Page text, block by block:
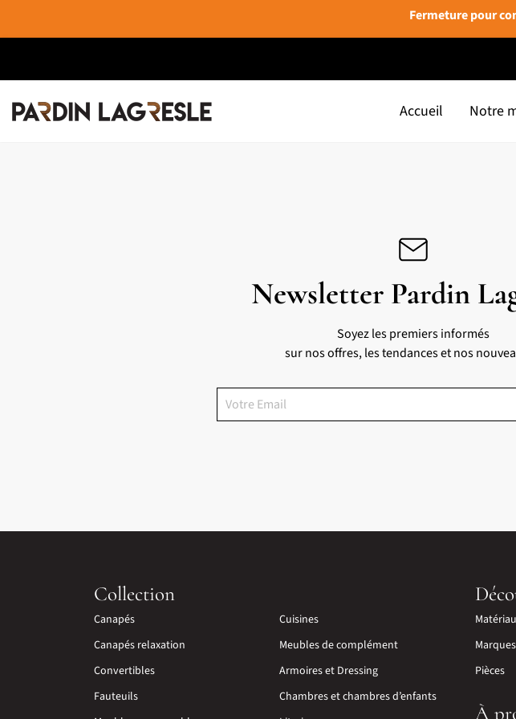
Fermeture pour
Accueil Notre
Newsletter Pardin
Soyez les premiers informés
sur nos offres, les tendances et nos
Collection
Canapés
Canapés relaxation
Convertibles
Fauteuils
Cuisines
Meubles de complément
Armoires et Dressing
Chambres et chambres d’enfants
Marques
Pièces
À